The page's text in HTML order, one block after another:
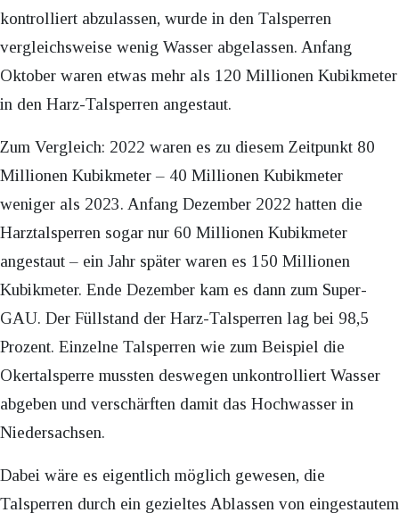
kontrolliert abzulassen, wurde in den Talsperren
vergleichsweise wenig Wasser abgelassen. Anfang
Oktober waren etwas mehr als 120 Millionen Kubikmeter
in den Harz-Talsperren angestaut.
Zum Vergleich: 2022 waren es zu diesem Zeitpunkt 80
Millionen Kubikmeter – 40 Millionen Kubikmeter
weniger als 2023. Anfang Dezember 2022 hatten die
Harztalsperren sogar nur 60 Millionen Kubikmeter
angestaut – ein Jahr später waren es 150 Millionen
Kubikmeter. Ende Dezember kam es dann zum Super-
GAU. Der Füllstand der Harz-Talsperren lag bei 98,5
Prozent. Einzelne Talsperren wie zum Beispiel die
Okertalsperre mussten deswegen unkontrolliert Wasser
abgeben und verschärften damit das Hochwasser in
Niedersachsen.
Dabei wäre es eigentlich möglich gewesen, die
Talsperren durch ein gezieltes Ablassen von eingestautem